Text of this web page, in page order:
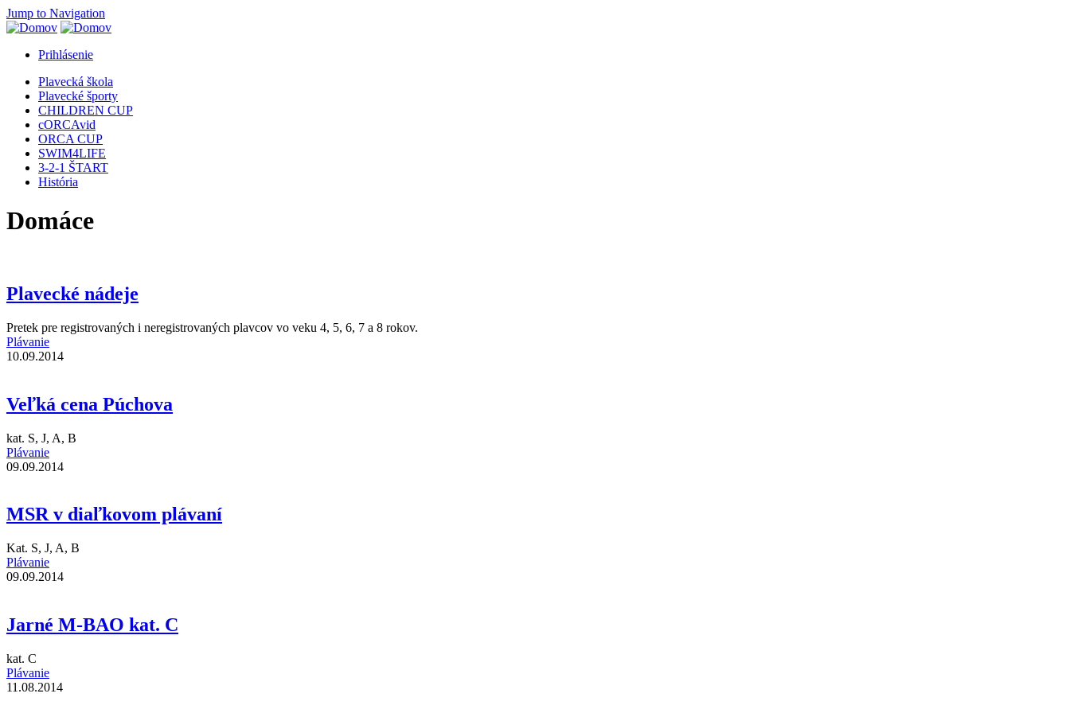
Jump to Navigation
Prihlásenie
Plavecká škola
Plavecké športy
CHILDREN CUP
cORCAvid
ORCA CUP
SWIM4LIFE
3-2-1 ŠTART
História
Domáce
Plavecké nádeje
Pretek pre registrovaných i neregistrovaných plavcov vo veku 4, 5, 6, 7 a 8 rokov.
Plávanie
10.09.2014
Veľká cena Púchova
kat. S, J, A, B
Plávanie
09.09.2014
MSR v diaľkovom plávaní
Kat. S, J, A, B
Plávanie
09.09.2014
Jarné M-BAO kat. C
kat. C
Plávanie
11.08.2014